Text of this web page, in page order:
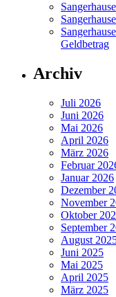
Geldbetrag
Archiv
Juli 2026
Juni 2026
Mai 2026
April 2026
März 2026
Februar
Januar 2026
Dezember
November
Oktober
September
August
Juni 2025
Mai 2025
April 2025
März 2025